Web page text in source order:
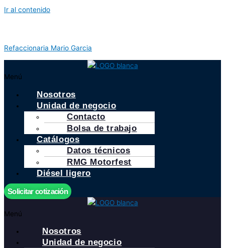
Ir al contenido
Refaccionaria Mario Garcia
Menú
Nosotros
Unidad de negocio
Contacto
Bolsa de trabajo
Catálogos
Datos técnicos
RMG Motorfest
Diésel ligero
Solicitar cotización
Menú
Nosotros
Unidad de negocio